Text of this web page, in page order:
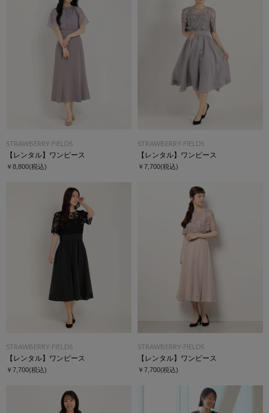
STRAWBERRY-FIELDS
【レンタル】ワンピース
￥8,800(税込)
STRAWBERRY-FIELDS
【レンタル】ワンピース
￥7,700(税込)
STRAWBERRY-FIELDS
【レンタル】ワンピース
￥7,700(税込)
STRAWBERRY-FIELDS
【レンタル】ワンピース
￥7,700(税込)